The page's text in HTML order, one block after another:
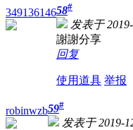
34913614658#
发表于
謝謝分享
回复
使用道具 举报
robinwzb59#
发表于 2019-